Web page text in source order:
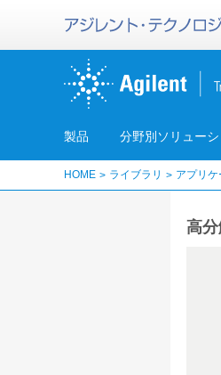
製品 分野別ソリュー
HOME ライブラリ アプリ
高